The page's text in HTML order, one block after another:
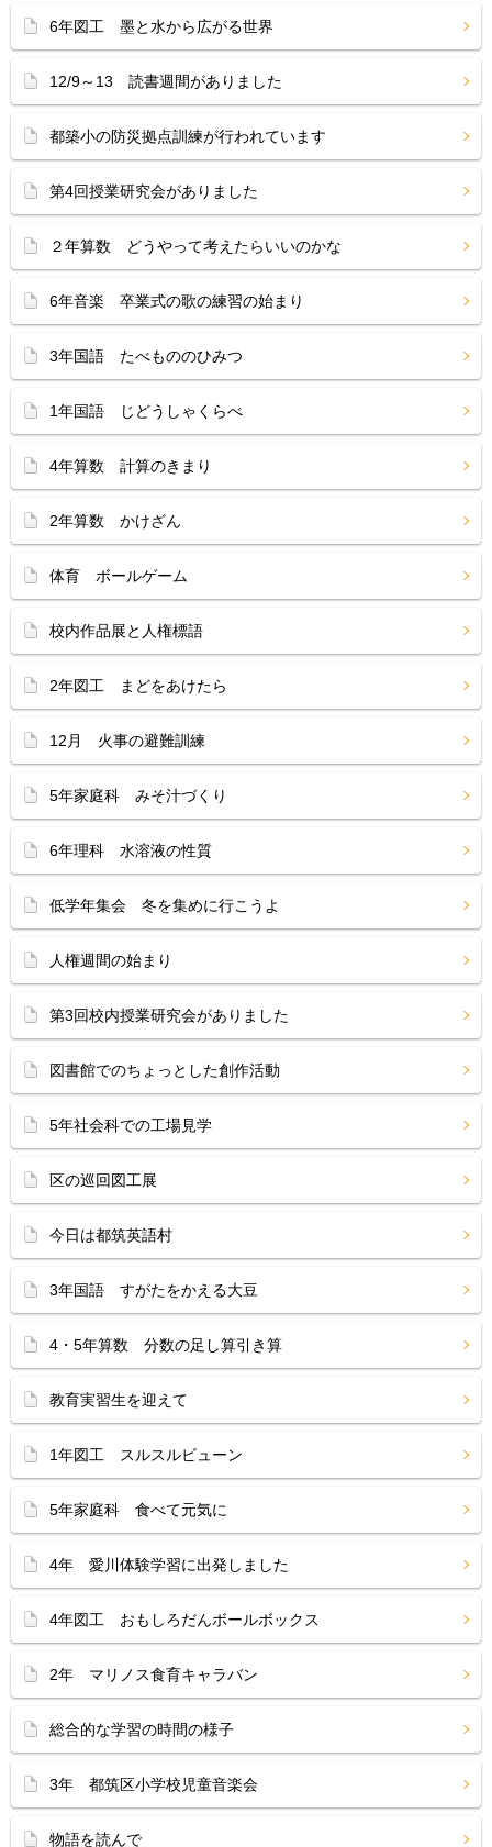
6年図工 墨と水から広がる世界
12/9～13 読書週間がありました
都築小の防災拠点訓練が行われています
第4回授業研究会がありました
２年算数 どうやって考えたらいいのかな
6年音楽 卒業式の歌の練習の始まり
3年国語 たべもののひみつ
1年国語 じどうしゃくらべ
4年算数 計算のきまり
2年算数 かけざん
体育 ボールゲーム
校内作品展と人権標語
2年図工 まどをあけたら
12月 火事の避難訓練
5年家庭科 みそ汁づくり
6年理科 水溶液の性質
低学年集会 冬を集めに行こうよ
人権週間の始まり
第3回校内授業研究会がありました
図書館でのちょっとした創作活動
5年社会科での工場見学
区の巡回図工展
今日は都筑英語村
3年国語 すがたをかえる大豆
4・5年算数 分数の足し算引き算
教育実習生を迎えて
1年図工 スルスルビューン
5年家庭科 食べて元気に
4年 愛川体験学習に出発しました
4年図工 おもしろだんボールボックス
2年 マリノス食育キャラバン
総合的な学習の時間の様子
3年 都筑区小学校児童音楽会
物語を読んで